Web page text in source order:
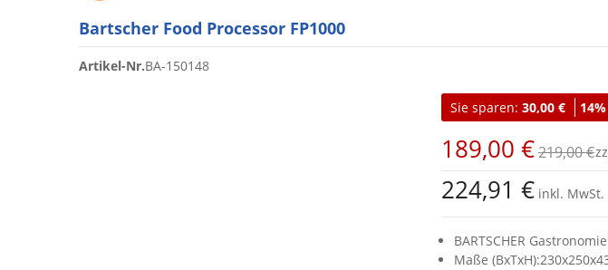
Bartscher Food Processor FP1000
Artikel-Nr.BA-150148
Sie sparen: 30,00 € 14%
189,00 €219,00 €
224,91 € inkl. MwSt.
BARTSCHER
Maße